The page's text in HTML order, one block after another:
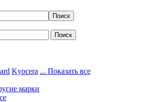
Kyocera ... Показать все
марки